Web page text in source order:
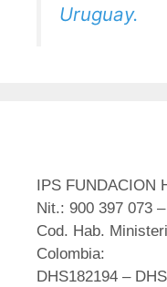
Uruguay.
IPS FUNDACION
Nit.: 900 397 073
Cod. Hab.
Colombia:
DHS182194 –